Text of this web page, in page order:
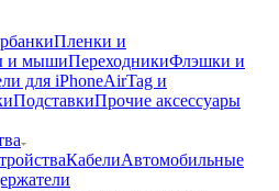
Пленки и
и мышиПереходникиФлэшки и
для iPhoneAirTag и
ПодставкиПрочие аксессуары
КабелиАвтомобильные